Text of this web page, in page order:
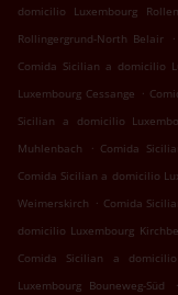
domicilio Luxembourg
Rollingergrund-North Belair
.
Comida Sicilian a domicilio
Luxembourg Cessange .
Sicilian a domicilio
Muhlenbach
. Comida
Comida Sicilian a domicilio
Weimerskirch . Comida
domicilio Luxembourg
Comida Sicilian a
Luxembourg Bouneweg-Süd
.